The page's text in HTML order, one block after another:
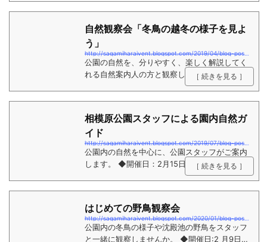
自然観察会「冬鳥の越冬の様子を見よ
う」
公園の自然を、分りやすく、楽しく解説してく
れる自然案内人の方と観察しませんか。 ◆開
催日:1 月25日（土） ◆講 師：さ
ステーション前 ◆申 込：お...
［ 続きを見る ］
相模原公園スタッフによる園内自然ガ
イド
公園内の自然を中心に、公園スタッフがご案内
します。 ◆開催日：2月15日（土）※ 毎月2回
主 催：（公財）神奈川県公園協会・（...
［ 続きを見る ］
はじめての野鳥観察会
公園内の冬鳥の様子や沈殿池の野鳥をスタッフ
と一緒に観察しませんか。 ◆開催日:2 月9日